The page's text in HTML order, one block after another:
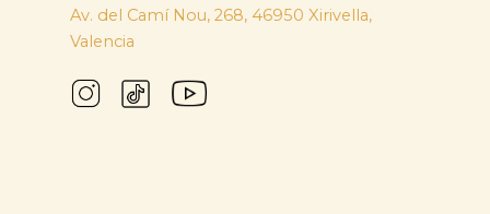
Av. del Camí Nou, 268, 46950 Xirivella,
Valencia